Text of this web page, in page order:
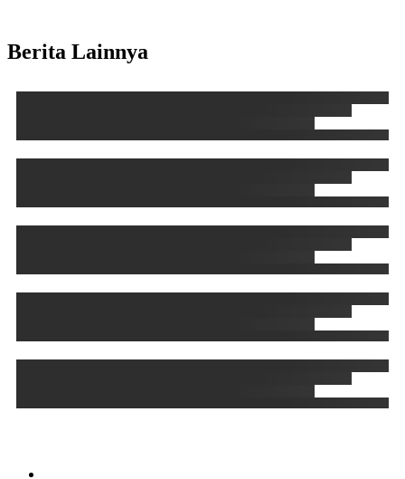
Berita Lainnya